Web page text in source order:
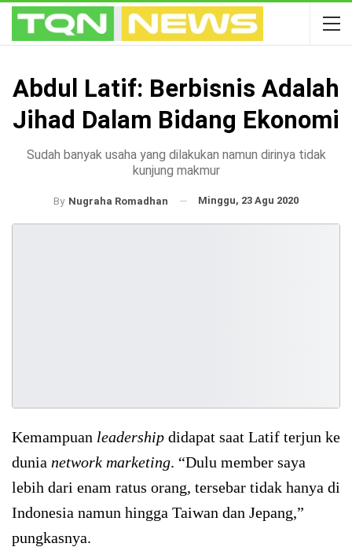
Abdul Latif: Berbisnis Adalah
Jihad Dalam Bidang Ekonomi
Sudah banyak usaha yang dilakukan namun dirinya tidak
kunjung makmur
By Nugraha Romadhan Minggu, 23 Agu 2020
Kemampuan leadership didapat saat Latif terjun ke
dunia network marketing. “Dulu member saya
lebih dari enam ratus orang, tersebar tidak hanya di
Indonesia namun hingga Taiwan dan Jepang,”
pungkasnya.